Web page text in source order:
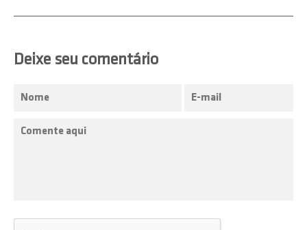
Deixe seu comentário